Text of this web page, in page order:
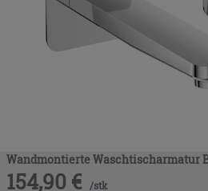
Wandmontierte Waschtischarmatur
154,90 € /stk